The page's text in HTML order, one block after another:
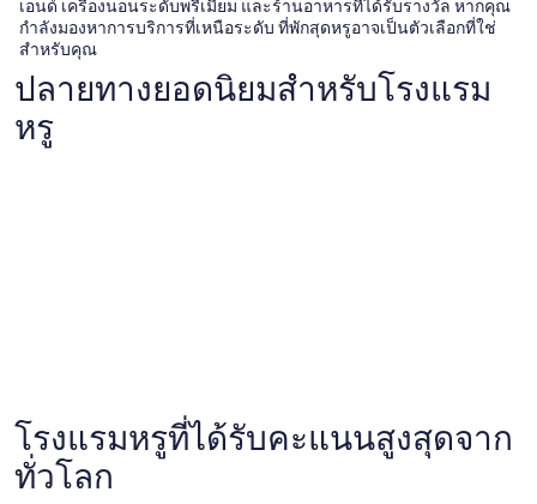
เอนด์ เครื่องนอนระดับพรีเมียม และร้านอาหารที่ได้รับรางวัล หากคุณ
กำลังมองหาการบริการที่เหนือระดับ ที่พักสุดหรูอาจเป็นตัวเลือกที่ใช่
สำหรับคุณ
ปลายทางยอดนิยมสำหรับโรงแรม
หรู
ลาสเวกัส
โรงแรมหรู 189 แห่ง
โรงแรมหรูที่ได้รับคะแนนสูงสุดจาก
ทั่วโลก